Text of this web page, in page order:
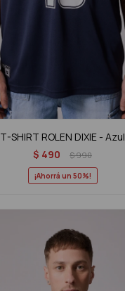
T-SHIRT ROLEN DIXIE - Azul
$ 490 $990
50